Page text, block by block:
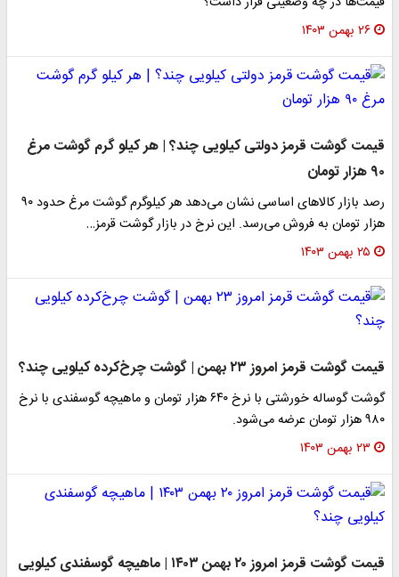
۲۶ بهمن ۱۴۰۳
قیمت گوشت قرمز دولتی کیلویی چند؟ | هر کیلو گرم گوشت مرغ
۹۰ هزار تومان
رصد بازار کالاهای اساسی نشان می‌دهد هر کیلوگرم گوشت مرغ حدود ۹۰
هزار تومان به فروش می‌رسد. این نرخ در بازار گوشت قرمز…
۲۵ بهمن ۱۴۰۳
قیمت گوشت قرمز امروز ۲۳ بهمن | گوشت چرخ‌کرده کیلویی چند؟
گوشت گوساله خورشتی با نرخ ۶۴۰ هزار تومان و ماهیچه گوسفندی با نرخ
۹۸۰ هزار تومان عرضه می‌شود.
۲۳ بهمن ۱۴۰۳
قیمت گوشت قرمز امروز ۲۰ بهمن ۱۴۰۳ | ماهیچه گوسفندی کیلویی